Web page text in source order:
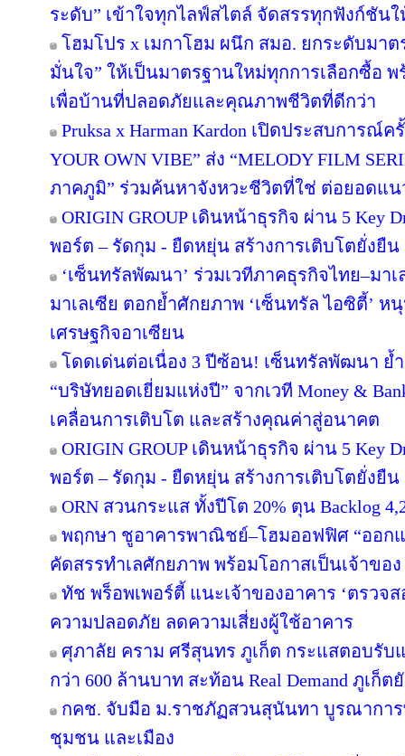
ระดับ” เข้าใจทุกไลฟ์สไตล์ จัดสรรทุกฟังก์ชัน
โฮมโปร x เมกาโฮม ผนึก สมอ. ยกระดับมา
มั่นใจ” ให้เป็นมาตรฐานใหม่ทุกการเลือกซื้อ
เพื่อบ้านที่ปลอดภัยและคุณภาพชีวิตที่ดีกว่า
Pruksa x Harman Kardon เปิดประสบการณ์
YOUR OWN VIBE” ส่ง “MELODY FILM
ภาคภูมิ” ร่วมค้นหาจังหวะชีวิตที่ใช่ ต่อยอดแน
ORIGIN GROUP เดินหน้าธุรกิจ ผ่าน 5 Key
พอร์ต – รัดกุม - ยืดหยุ่น สร้างการเติบโตยั่งยื
‘เซ็นทรัลพัฒนา’ ร่วมเวทีภาคธุรกิจไทย–มา
มาเลเซีย ตอกย้ำศักยภาพ ‘เซ็นทรัล ไอซิตี้’
เศรษฐกิจอาเซียน
โดดเด่นต่อเนื่อง 3 ปีซ้อน! เซ็นทรัลพัฒนา ย้ำ
“บริษัทยอดเยี่ยมแห่งปี” จากเวที Money &
เคลื่อนการเติบโต และสร้างคุณค่าสู่อนาคต
ORIGIN GROUP เดินหน้าธุรกิจ ผ่าน 5 Key
พอร์ต – รัดกุม - ยืดหยุ่น สร้างการเติบโตยั่งยื
ORN สวนกระแส ทั้งปีโต 20% ตุน Backlog
พฤกษา ชูอาคารพาณิชย์–โฮมออฟฟิศ “ออก
คัดสรรทำเลศักยภาพ พร้อมโอกาสเป็นเจ้าของ
ทัช พร็อพเพอร์ตี้ แนะเจ้าของอาคาร ‘ตรวจ
ความปลอดภัย ลดความเสี่ยงผู้ใช้อาคาร
ศุภาลัย คราม ศรีสุนทร ภูเก็ต กระแสตอบรับ
กว่า 600 ล้านบาท สะท้อน Real Demand ภูเก็ต
กคช. จับมือ ม.ราชภัฏสวนสุนันทา บูรณากา
ชุมชน และเมือง